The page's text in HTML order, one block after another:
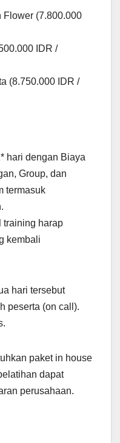
Flower (7.800.000
IDR /
(8.750.000 IDR /
hari dengan Biaya
Group, dan
termasuk
training harap
kembali
hari tersebut
peserta (on call).
paket in house
dapat
perusahaan.